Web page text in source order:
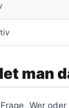
man
„Wer